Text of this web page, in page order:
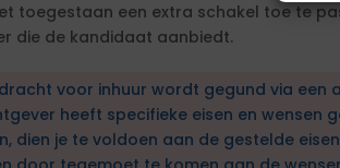
toegestaan een extra schakel toe te
die de kandidaat aanbiedt.
voor inhuur wordt gegund via een
heeft specifieke eisen en wensen
dien je te voldoen aan de gestelde